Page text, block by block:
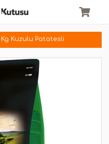
Kg Kuzulu Patatesli